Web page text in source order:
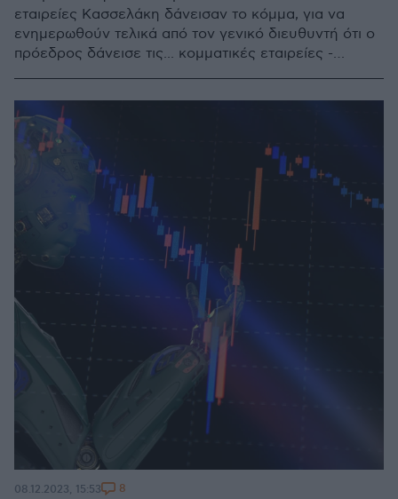
εταιρείες Κασσελάκη δάνεισαν το κόμμα, για να
ενημερωθούν τελικά από τον γενικό διευθυντή ότι ο
πρόεδρος δάνεισε τις... κομματικές εταιρείες -
08.12.2023, 15:53 8